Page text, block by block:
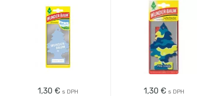
1,30 € s DPH
1,30 € s DPH